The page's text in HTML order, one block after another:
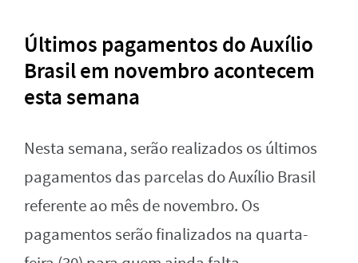
Últimos pagamentos do Auxílio
Brasil em novembro acontecem
esta semana
Nesta semana, serão realizados os últimos
pagamentos das parcelas do Auxílio Brasil
referente ao mês de novembro. Os
pagamentos serão finalizados na quarta-